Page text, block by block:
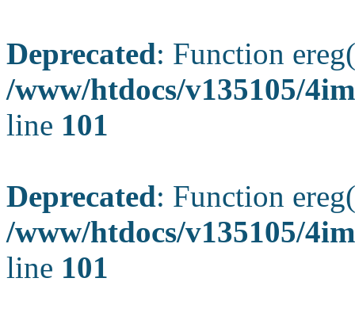
Deprecated: Function
/www/htdocs/v135105/
line 101
Deprecated: Function
/www/htdocs/v135105/
line 101